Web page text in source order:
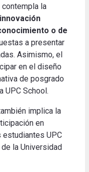
la
o de
a presentar
Asimismo, el
en el diseño
de posgrado
UPC School.
implica la
en
UPC
la Universidad